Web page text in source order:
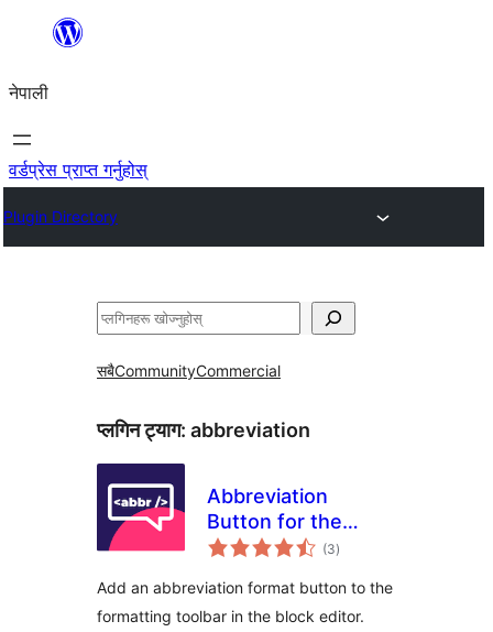
सामग्रीमा
नेपाली
वर्डप्रेस प्राप्त गर्नुहोस्
Plugin Directory
खोज्नुहोस्
सबैCommunityCommercial
प्लगिन ट्याग: abbreviation
Abbreviation
Button for the
Block Editor (3कुल
रेटिङ्गहरू
)
Add an abbreviation format button to the
formatting toolbar in the block editor.